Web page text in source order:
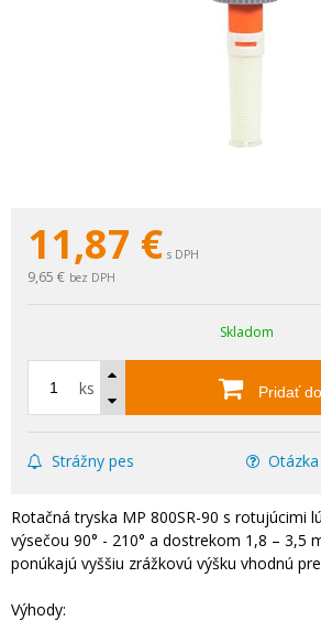
11,87 € s DPH
9,65 € bez DPH
Skladom
ks Pridať
Strážny pes
Rotačná tryska MP 800SR-90 s rotujúcimi
výsečou 90° - 210° a dostrekom 1,8 – 3,5
ponúkajú vyššiu zrážkovú výšku vhodnú
Výhody: